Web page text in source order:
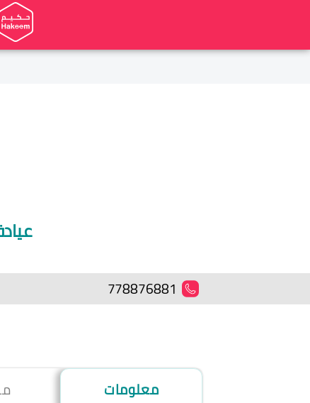
778876881
معلومات